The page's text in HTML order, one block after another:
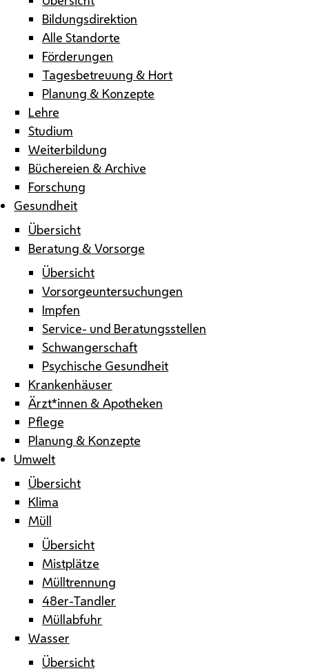
Bildungsdirektion
Alle Standorte
Förderungen
Tagesbetreuung & Hort
Planung & Konzepte
Lehre
Studium
Weiterbildung
Büchereien & Archive
Forschung
Gesundheit
Übersicht
Beratung & Vorsorge
Übersicht
Vorsorgeuntersuchungen
Impfen
Service- und Beratungsstellen
Schwangerschaft
Psychische Gesundheit
Krankenhäuser
Ärzt*innen & Apotheken
Pflege
Planung & Konzepte
Umwelt
Übersicht
Klima
Müll
Übersicht
Mistplätze
Mülltrennung
48er-Tandler
Müllabfuhr
Wasser
Übersicht